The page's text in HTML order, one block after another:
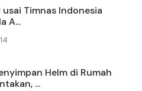
usai Timnas Indonesia
A...
14
Helm di Rumah
...